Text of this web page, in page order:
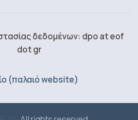
δεδομένων: dpo at eof
dot gr
(παλαιό website)